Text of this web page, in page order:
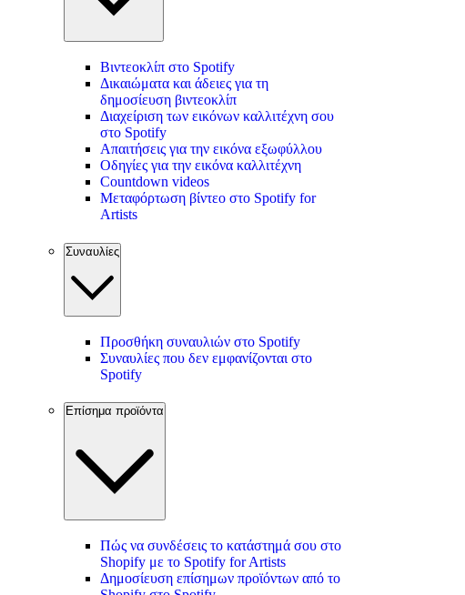
Βιντεοκλίπ στο Spotify
Δικαιώματα και άδειες για τη
δημοσίευση βιντεοκλίπ
Διαχείριση των εικόνων καλλιτέχνη σου
στο Spotify
Απαιτήσεις για την εικόνα εξωφύλλου
Οδηγίες για την εικόνα καλλιτέχνη
Countdown videos
Μεταφόρτωση βίντεο στο Spotify for
Artists
Συναυλίες
Προσθήκη συναυλιών στο Spotify
Συναυλίες που δεν εμφανίζονται στο
Spotify
Επίσημα προϊόντα
Πώς να συνδέσεις το κατάστημά σου στο
Shopify με το Spotify for Artists
Δημοσίευση επίσημων προϊόντων από το